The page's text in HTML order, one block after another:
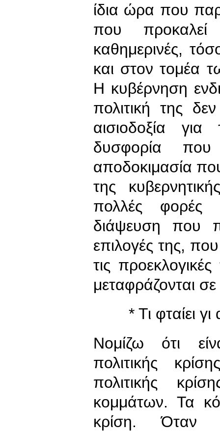
ίδια ώρα που
που προκαλεί
καθημερινές,
και στον τομέα
Η κυβέρνηση
πολιτική της
αισιοδοξία
δυσφορία
αποδοκιμασία
της
πολλές φορές
διάψευση που
επιλογές της,
τις
μεταφράζονται
* Τι φταίει γι
Νομίζω ότι
πολιτικής
πολιτικής
κομμάτων. Τα
κρίση. Όταν η